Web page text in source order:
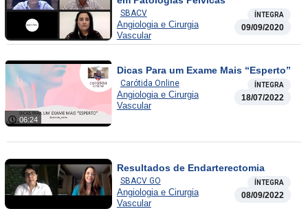
SBACV ÍNTEGRA
Angiologia e Cirurgia
Vascular
09/09/2020
06:24
Dicas Para um Exame Mais “Esperto”
Carótida Online ÍNTEGRA
Angiologia e Cirurgia
Vascular
18/07/2022
Resultados de Endarterectomia
SBACV GO ÍNTEGRA
Angiologia e Cirurgia
Vascular
08/09/2022